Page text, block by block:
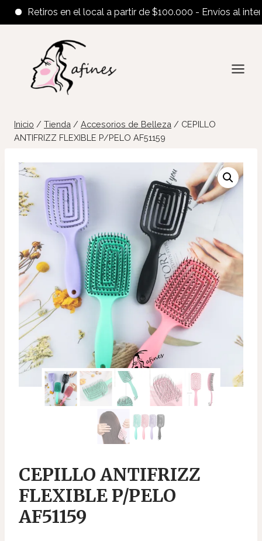
Retiros en el local a partir de $100.000 - Envíos al interior
contenido
Inicio / Tienda / Accesorios de Belleza / CEPILLO
ANTIFRIZZ FLEXIBLE P/PELO AF51159
CEPILLO ANTIFRIZZ
FLEXIBLE P/PELO
AF51159